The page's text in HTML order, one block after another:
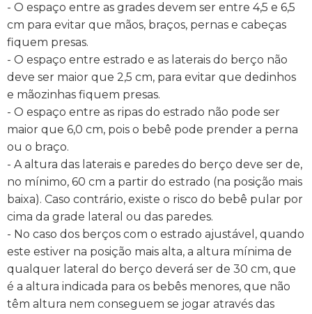
- O espaço entre as grades devem ser entre 4,5 e 6,5
cm para evitar que mãos, braços, pernas e cabeças
fiquem presas.
- O espaço entre estrado e as laterais do berço não
deve ser maior que 2,5 cm, para evitar que dedinhos
e mãozinhas fiquem presas.
- O espaço entre as ripas do estrado não pode ser
maior que 6,0 cm, pois o bebê pode prender a perna
ou o braço.
- A altura das laterais e paredes do berço deve ser de,
no mínimo, 60 cm a partir do estrado (na posição mais
baixa). Caso contrário, existe o risco do bebê pular por
cima da grade lateral ou das paredes.
- No caso dos berços com o estrado ajustável, quando
este estiver na posição mais alta, a altura mínima de
qualquer lateral do berço deverá ser de 30 cm, que
é a altura indicada para os bebês menores, que não
têm altura nem conseguem se jogar através das